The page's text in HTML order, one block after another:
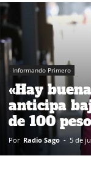
Informando Primero
«Hay
anticipa
de 100
Por Radio Sago - 5 de